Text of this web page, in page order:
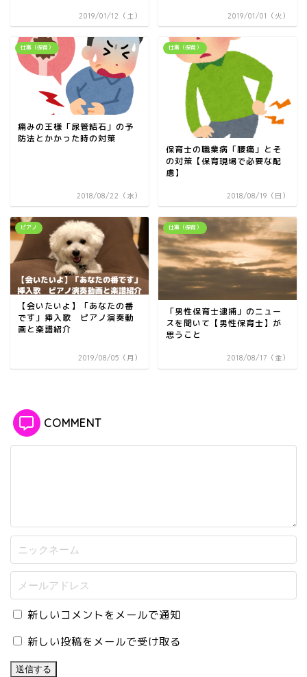
2019/01/12（土） 2019/01/01（火）
仕事（保育）
痛みの王様「尿管結石」の予
防法とかかった時の対策
2018/08/22（水）
仕事（保育）
保育士の職業病「腰痛」とそ
の対策【保育現場で必要な配
慮】
2018/08/19（日）
ピアノ
【会いたいよ】「あなたの番
です」挿入歌 ピアノ演奏動
画と楽譜紹介
2019/08/05（月）
仕事（保育）
「男性保育士逮捕」のニュー
スを聞いて【男性保育士】が
思うこと
2018/08/17（金）
COMMENT
新しいコメントをメールで通知
新しい投稿をメールで受け取る